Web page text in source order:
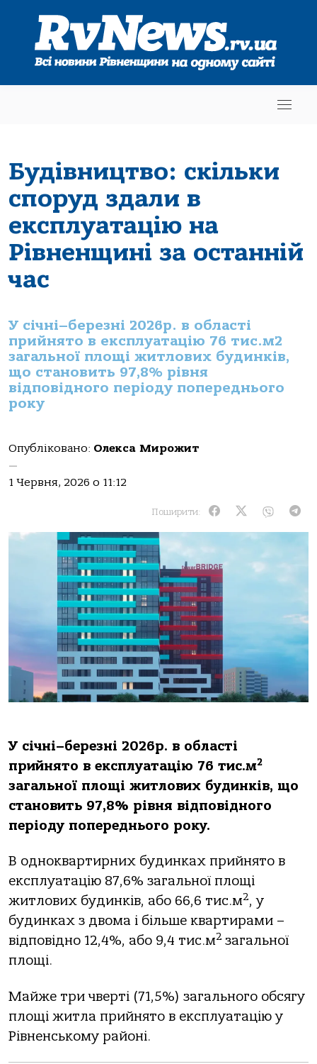
Будівництво: скільки
споруд здали в
експлуатацію на
Рівненщині за останній
час
У січні–березні 2026р. в області
прийнято в експлуатацію 76 тис.м2
загальної площі житлових будинків,
що становить 97,8% рівня
відповідного періоду попереднього
року
Опубліковано: Олекса Мирожит
—
1 Червня, 2026 о 11:12
Поширити:
У січні–березні 2026р. в області
прийнято в експлуатацію 76 тис.м2
загальної площі житлових будинків, що
становить 97,8% рівня відповідного
періоду попереднього року.
В одноквартирних будинках прийнято в
експлуатацію 87,6% загальної площі
житлових будинків, або 66,6 тис.м2, у
будинках з двома і більше квартирами –
відповідно 12,4%, або 9,4 тис.м2 загальної
площі.
Майже три чверті (71,5%) загального обсягу
площі житла прийнято в експлуатацію у
Рівненському районі.